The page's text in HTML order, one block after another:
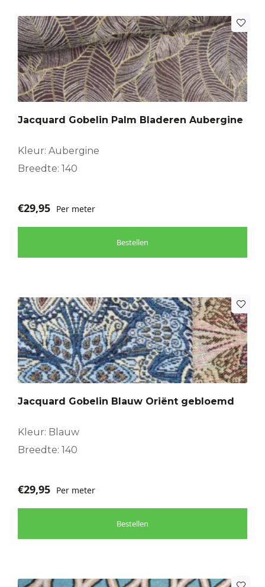
Jacquard Gobelin Palm Bladeren Aubergine
Kleur: Aubergine
Breedte: 140
€29,95 Per meter
Bestellen
Jacquard Gobelin Blauw Oriënt gebloemd
Kleur: Blauw
Breedte: 140
€29,95 Per meter
Bestellen